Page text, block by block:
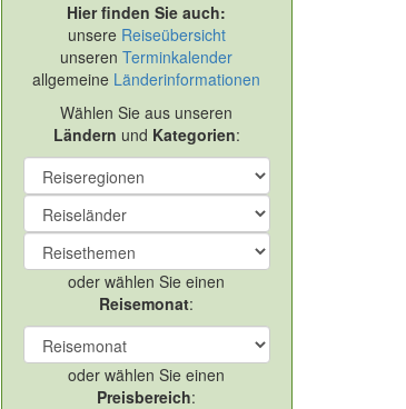
Hier finden Sie auch:
unsere Reiseübersicht
unserenTerminkalender
allgemeine Länderinformationen
Wählen Sie aus unseren
Ländern und Kategorien:
oder wählen Sie einen
Reisemonat:
oder wählen Sie einen
Preisbereich: